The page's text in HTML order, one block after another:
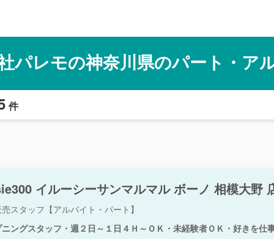
パレモの神奈川県のパート・ア
件
イルーシーサンマルマル ボーノ 相模大野
スタッフ【アルバイト・パート】
ングスタッフ・週２日～１日４Ｈ～ＯＫ・未経験者ＯＫ・好きを仕